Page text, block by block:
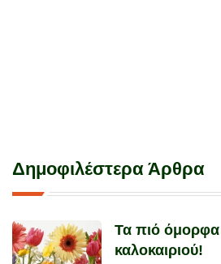
Δημοφιλέστερα Άρθρα
Τα πιό όμορφα
καλοκαιριού!